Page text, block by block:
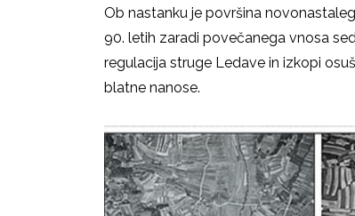
Ob nastanku je površina
90. letih zaradi povečanega vnosa
regulacija struge Ledave in izkopi
blatne nanose.